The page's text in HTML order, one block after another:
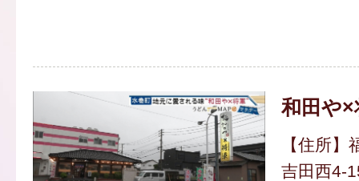
和田や×
【住所
吉田西4-